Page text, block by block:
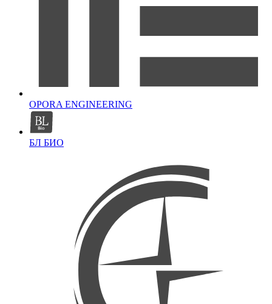
OPORA ENGINEERING
БЛ БИО